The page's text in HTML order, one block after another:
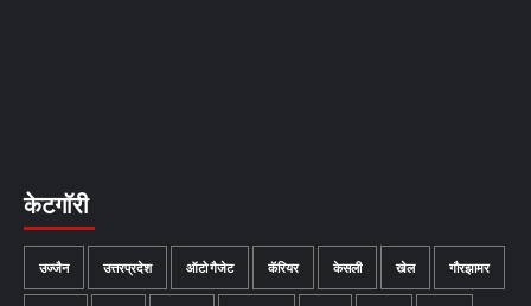
केटगॉरी
उज्जैन उत्तरप्रदेश ऑटो गैजेट कॅरियर केसली खेल गौरझामर